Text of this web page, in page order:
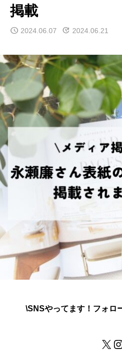
掲載
2024.06.07 2024.06.21
\SNSやってます！フォロ
X Instagram